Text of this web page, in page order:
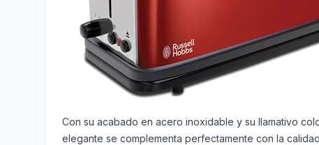
Con su acabado en acero inoxidable y su llamativo
elegante se complementa perfectamente con la